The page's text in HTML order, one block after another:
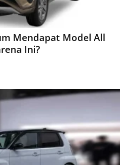
Mendapat Model All
Ini?